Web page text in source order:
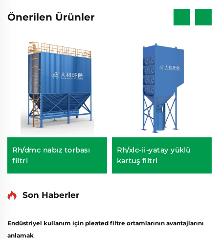
Önerilen Ürünler
Rh/dmc nabız torbası
filtri
Rh/xlc-ii-yatay yüklü
kartuş filtri
Son Haberler
Endüstriyel kullanım için pleated filtre ortamlarının avantajlarını
anlamak